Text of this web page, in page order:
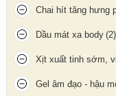
Kiểu dáng 2 lỗ sử
Chai hít tăng hưng
Dầu mát xa body (2)
Xịt xuất tinh sớm,
Gel âm đạo - hậu